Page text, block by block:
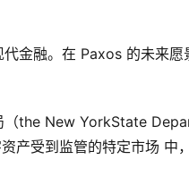
金融。在 Paxos 的未来
（the New YorkState
产受到监管的特定市场 中